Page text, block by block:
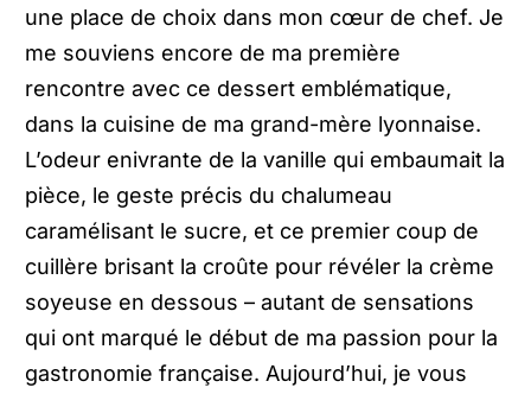
une place de choix dans mon cœur de chef. Je
me souviens encore de ma première
rencontre avec ce dessert emblématique,
dans la cuisine de ma grand-mère lyonnaise.
L’odeur enivrante de la vanille qui embaumait la
pièce, le geste précis du chalumeau
caramélisant le sucre, et ce premier coup de
cuillère brisant la croûte pour révéler la crème
soyeuse en dessous – autant de sensations
qui ont marqué le début de ma passion pour la
gastronomie française. Aujourd’hui, je vous